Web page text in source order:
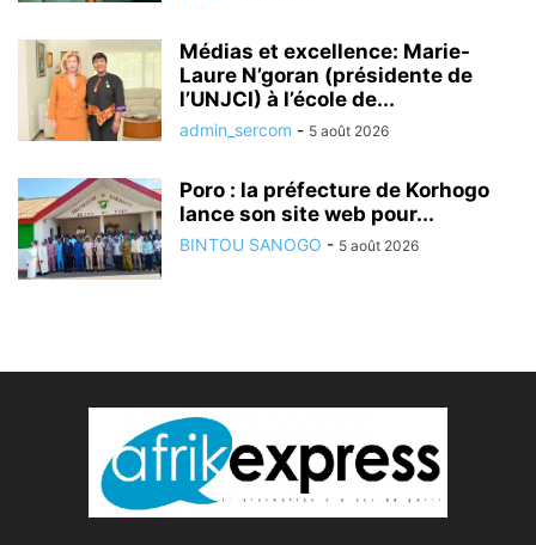
Médias et excellence: Marie-
Laure N’goran (présidente de
l’UNJCI) à l’école de...
admin_sercom - 5 août 2026
Poro : la préfecture de Korhogo
lance son site web pour...
BINTOU SANOGO - 5 août 2026